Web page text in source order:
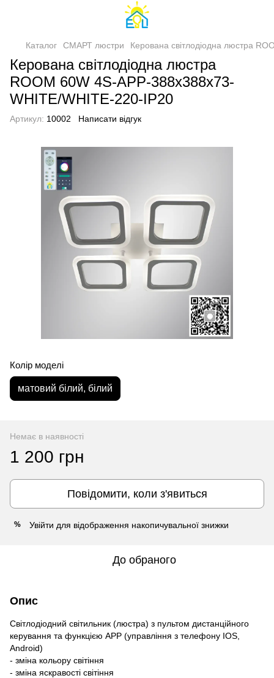
Каталог СМАРТ люстри Керована світлодіодна люстра
Керована світлодіодна люстра
ROOM 60W 4S-APP-388х388х73-
WHITE/WHITE-220-IP20
Артикул: 10002 Написати відгук
Колір моделі
матовий білий, білий
Немає в наявності
1 200 грн
Повідомити, коли з'явиться
% Увійти для відображення накопичувальної знижки
До обраного
Опис
Світлодіодний світильник (люстра) з пультом дистанційного
керування та функцією АРР (управління з телефону IOS,
Android)
- зміна кольору світіння
- зміна яскравості світіння